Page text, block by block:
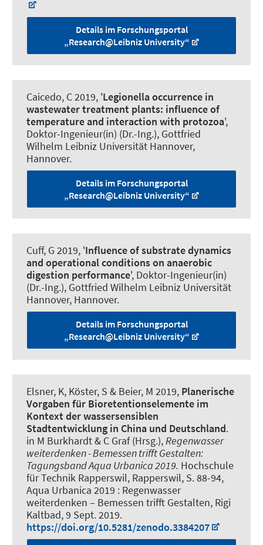
Details im Forschungsportal
„Research@Leibniz University“
Caicedo, C 2019, 'Legionella occurrence in
wastewater treatment plants: influence of
temperature and interaction with protozoa',
Doktor-Ingenieur(in) (Dr.-Ing.), Gottfried
Wilhelm Leibniz Universität Hannover,
Hannover.
Details im Forschungsportal
„Research@Leibniz University“
Cuff, G 2019, 'Influence of substrate dynamics
and operational conditions on anaerobic
digestion performance', Doktor-Ingenieur(in)
(Dr.-Ing.), Gottfried Wilhelm Leibniz Universität
Hannover, Hannover.
Details im Forschungsportal
„Research@Leibniz University“
Elsner, K, Köster, S & Beier, M 2019, Planerische
Vorgaben für Bioretentionselemente im
Kontext der wassersensiblen
Stadtentwicklung in China und Deutschland.
in M Burkhardt & C Graf (Hrsg.),Regenwasser
weiterdenken - Bemessen trifft Gestalten:
Tagungsband Aqua Urbanica 2019. Hochschule
für Technik Rapperswil, Rapperswil, S. 88-94,
Aqua Urbanica 2019 : Regenwasser
weiterdenken – Bemessen trifft Gestalten, Rigi
Kaltbad,9 Sept. 2019.
https://doi.org/10.5281/zenodo.3384207